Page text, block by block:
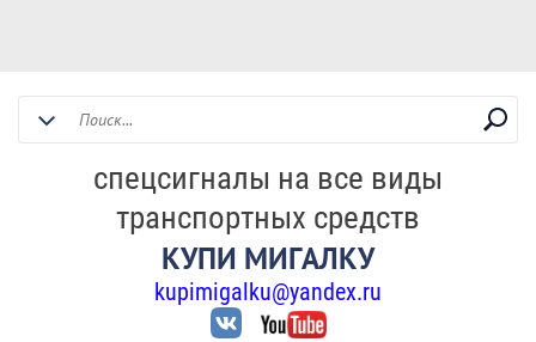
спецсигналы на все виды
транспортных средств
КУПИ МИГАЛКУ
kupimigalku@yandex.ru